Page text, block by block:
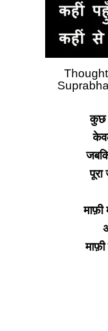
कुछ
माफ़ी